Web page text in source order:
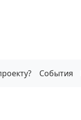
События